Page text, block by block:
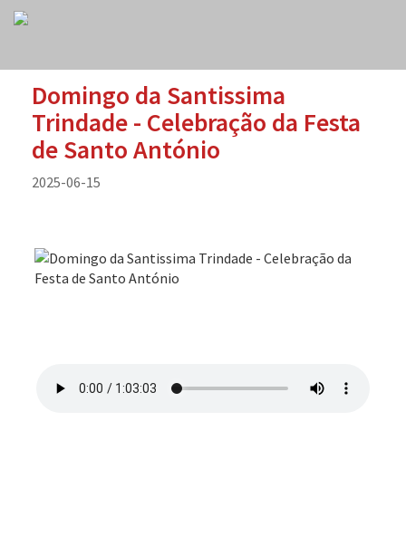
Domingo da Santissima
Trindade - Celebração da Festa
de Santo António
2025-06-15